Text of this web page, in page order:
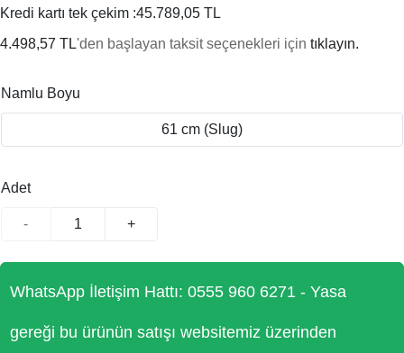
Kredi kartı tek çekim :45.789,05 TL
4.498,57 TL'den başlayan taksit seçenekleri için tıklayın.
Namlu Boyu
61 cm (Slug)
Adet
- +
WhatsApp İletişim Hattı: 0555 960 6271 - Yasa
gereği bu ürünün satışı websitemiz üzerinden